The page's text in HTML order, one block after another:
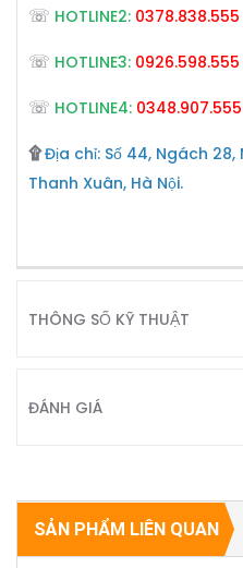
☏ HOTLINE2: 0378.838.555
☏ HOTLINE3: 0926.598.555
☏ HOTLINE4: 0348.907.555
۩Địa chỉ: Số 44, Ngách
Thanh Xuân, Hà Nội.
THÔNG SỐ KỸ THUẬT
ĐÁNH GIÁ
SẢN PHẨM LIÊN QUAN